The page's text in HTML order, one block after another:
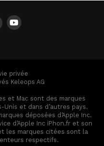
privée
Keleops AG
et Mac sont des marques
Unis et dans d’autres pays.
déposées d’Apple Inc.
d’Apple Inc iPhon.fr et son
les marques citées sont la
respectifs.